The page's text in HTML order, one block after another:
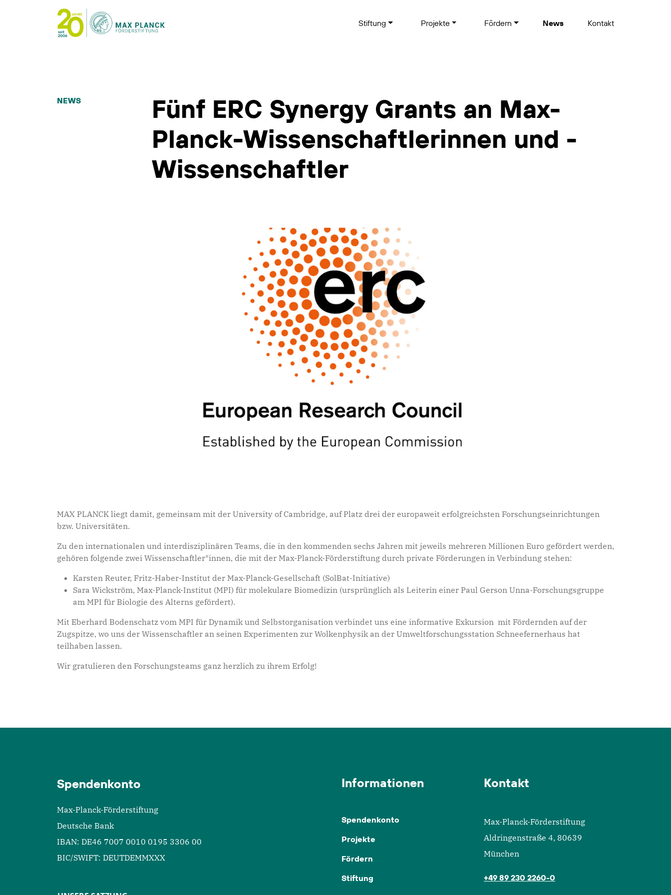
Stiftung Projekte Fördern News Kontakt
NEWS
Fünf ERC Synergy Grants an Max-
Planck-Wissenschaftlerinnen und -
Wissenschaftler
MAX PLANCK liegt damit, gemeinsam mit der University of Cambridge, auf Platz drei der europaweit erfolgreichsten Forschungseinrichtungen
bzw. Universitäten.
Zu den internationalen und interdisziplinären Teams, die in den kommenden sechs Jahren mit jeweils mehreren Millionen Euro gefördert werden,
gehören folgende zwei Wissenschaftler*innen, die mit der Max-Planck-Förderstiftung durch private Förderungen in Verbindung stehen:
Karsten Reuter, Fritz-Haber-Institut der Max-Planck-Gesellschaft (SolBat-Initiative)
Sara Wickström, Max-Planck-Institut (MPI) für molekulare Biomedizin (ursprünglich als Leiterin einer Paul Gerson Unna-Forschungsgruppe
am MPI für Biologie des Alterns gefördert).
Mit Eberhard Bodenschatz vom MPI für Dynamik und Selbstorganisation verbindet uns eine informative Exkursion mit Fördernden auf der
Zugspitze, wo uns der Wissenschaftler an seinen Experimenten zur Wolkenphysik an der Umweltforschungsstation Schneefernerhaus hat
teilhaben lassen.
Wir gratulieren den Forschungsteams ganz herzlich zu ihrem Erfolg!
Spendenkonto
Max-Planck-Förderstiftung
Deutsche Bank
IBAN: DE46 7007 0010 0195 3306 00
BIC/SWIFT: DEUTDEMMXXX
Informationen
Spendenkonto
Projekte
Fördern
Stiftung
Kontakt
Max-Planck-Förderstiftung
Aldringenstraße 4, 80639
München
+49 89 230 2260-0